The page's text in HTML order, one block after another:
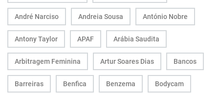
André Narciso Andreia Sousa António Nobre
Antony Taylor APAF Arábia Saudita
Arbitragem Feminina Artur Soares Dias Bancos
Barreiras Benfica Benzema Bodycam